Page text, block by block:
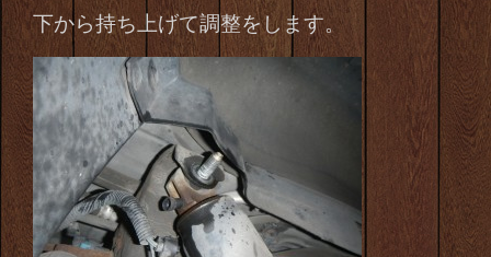
下から持ち上げて調整をします。